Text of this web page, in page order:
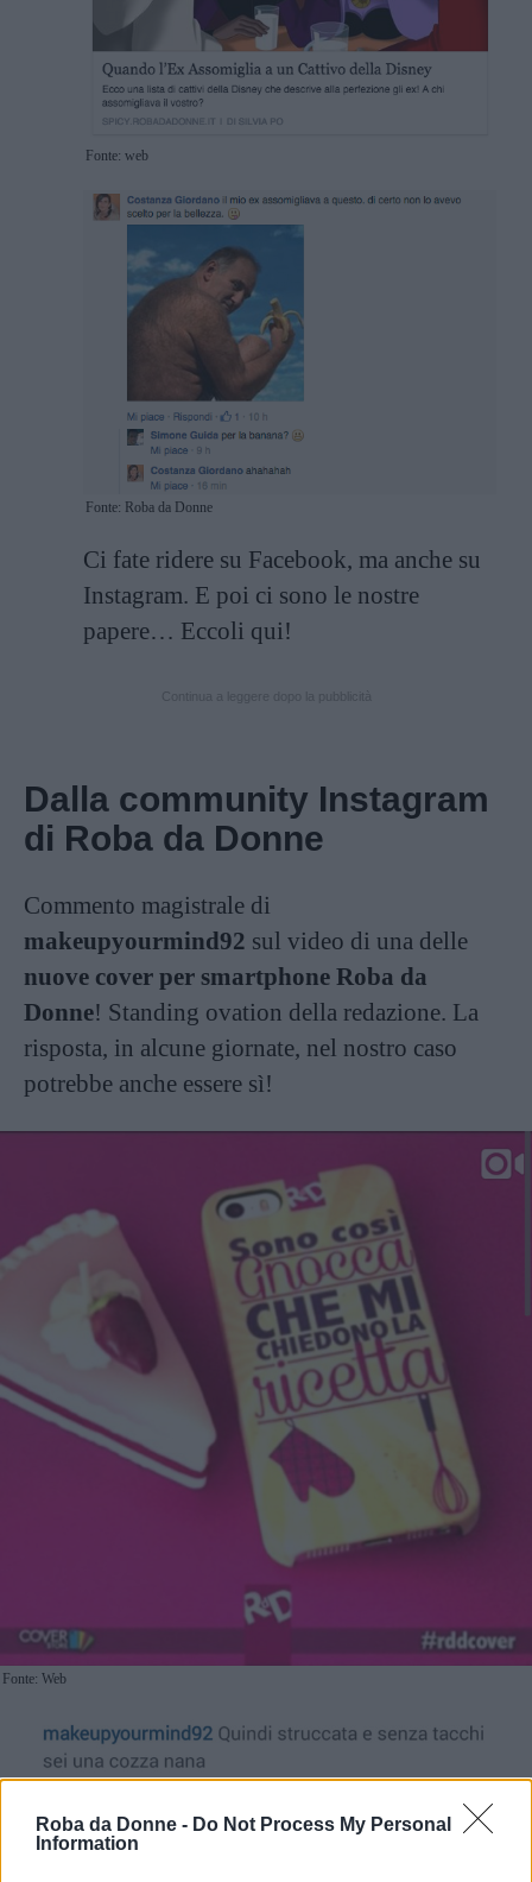
Roba da Donne - Do Not Process My Personal
Information
Fonte: web
Fonte: Roba da Donne
Ci fate ridere su Facebook, ma anche su
Instagram. E poi ci sono le nostre
papere… Eccoli qui!
Dalla community Instagram
di Roba da Donne
Commento magistrale di
makeupyourmind92 sul video di una delle
nuove cover per smartphone Roba da
Donne! Standing ovation della redazione. La
risposta, in alcune giornate, nel nostro caso
potrebbe anche essere sì!
Fonte: Web
Continua a leggere dopo la pubblicità